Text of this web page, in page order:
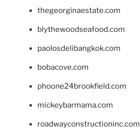
thegeorginaestate.com
blythewoodseafood.com
paolosdelibangkok.com
bobacove.com
phoone24brookfield.com
mickeybarmama.com
roadwayconstructioninc.com